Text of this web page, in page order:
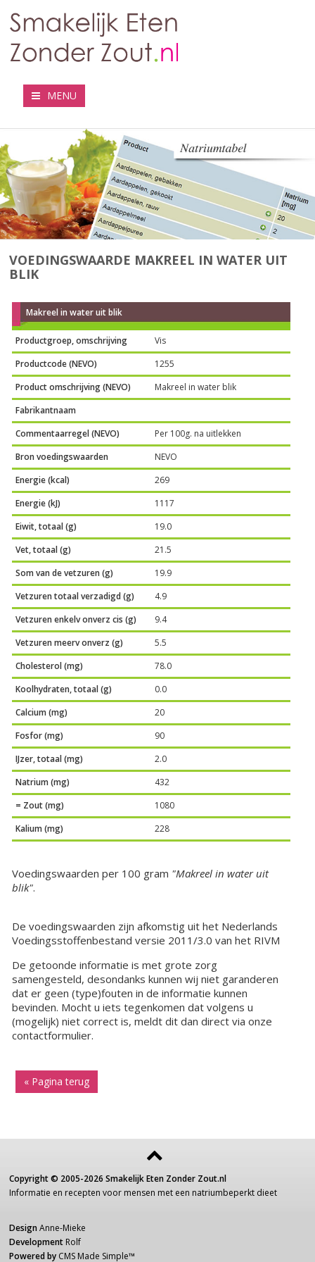
MENU
VOEDINGSWAARDE MAKREEL IN WATER UIT
BLIK
Makreel in water uit blik
Productgroep, omschrijving
Vis
Productcode (NEVO)
1255
Product omschrijving (NEVO)
Makreel in water blik
Fabrikantnaam
Commentaarregel (NEVO)
Per 100g. na uitlekken
Bron voedingswaarden
NEVO
Energie (kcal)
269
Energie (kJ)
1117
Eiwit, totaal (g)
19.0
Vet, totaal (g)
21.5
Som van de vetzuren (g)
19.9
Vetzuren totaal verzadigd (g)
4.9
Vetzuren enkelv onverz cis (g)
9.4
Vetzuren meerv onverz (g)
5.5
Cholesterol (mg)
78.0
Koolhydraten, totaal (g)
0.0
Calcium (mg)
20
Fosfor (mg)
90
IJzer, totaal (mg)
2.0
Natrium (mg)
432
= Zout (mg)
1080
Kalium (mg)
228
Voedingswaarden per 100 gram "Makreel in water uit
blik".
De voedingswaarden zijn afkomstig uit het Nederlands
Voedingsstoffenbestand versie 2011/3.0 van het RIVM
De getoonde informatie is met grote zorg
samengesteld, desondanks kunnen wij niet garanderen
dat er geen (type)fouten in de informatie kunnen
bevinden. Mocht u iets tegenkomen dat volgens u
(mogelijk) niet correct is, meldt dit dan direct via onze
contactformulier.
« Pagina terug
Copyright © 2005-2026 Smakelijk Eten Zonder Zout.nl
Informatie en recepten voor mensen met een natriumbeperkt dieet
Design Anne-Mieke
Development Rolf
Powered by CMS Made Simple™